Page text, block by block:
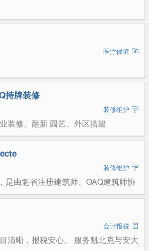
医疗保健
持牌装修
装修维护
装修、翻新 园艺、外区搭建
装修维护
是由魁省注册建筑师、OAQ建筑师协
年本地经验，流程规范、执行高效。
析、概念方案、施工图设计、政府审
服务。承接新建、改造与扩建项
、建设许可等各类许可申请，项目全
范。无论您是开发商还是自建业主，
造专业、高效的建筑设计方案。
会计报税
清晰，报税安心。 服务魁北克与安大